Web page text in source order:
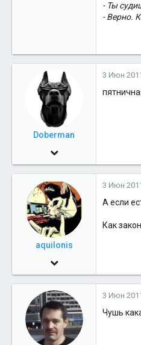
- Ты
- Верно.
Doberman
5 Ноя 2009
5,256
36
местный
3 Июн
aquilonis
23 Окт 2009
1,645
36
3 Июн
А если
Как
3 Июн
Чушь